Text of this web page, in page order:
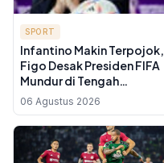
SPORT
Infantino Makin Terpojok,
Figo Desak Presiden FIFA
Mundur di Tengah
Rencana Jual Hak
Komersial Piala Dunia
06 Agustus 2026